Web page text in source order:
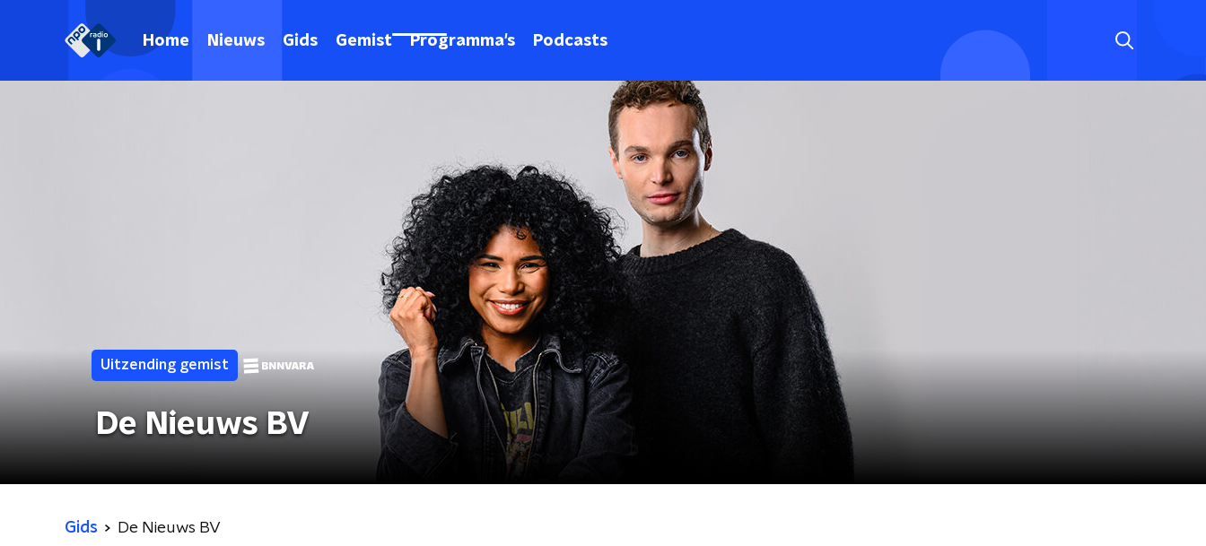
Home Nieuws Gids Gemist Programma's Podcasts
Uitzending gemist
De Nieuws BV
Gids De Nieuws BV